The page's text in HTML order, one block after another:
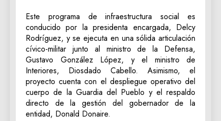
Este programa de infraestructura social es
conducido por la presidenta encargada, Delcy
Rodríguez, y se ejecuta en una sólida articulación
cívico-militar junto al ministro de la Defensa,
Gustavo González López, y el ministro de
Interiores, Diosdado Cabello. Asimismo, el
proyecto cuenta con el despliegue operativo del
cuerpo de la Guardia del Pueblo y el respaldo
directo de la gestión del gobernador de la
entidad, Donald Donaire.